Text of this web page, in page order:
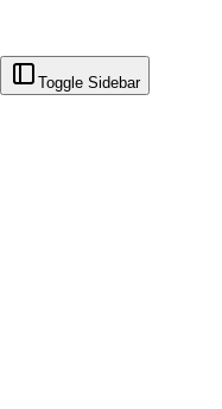
Toggle Sidebar